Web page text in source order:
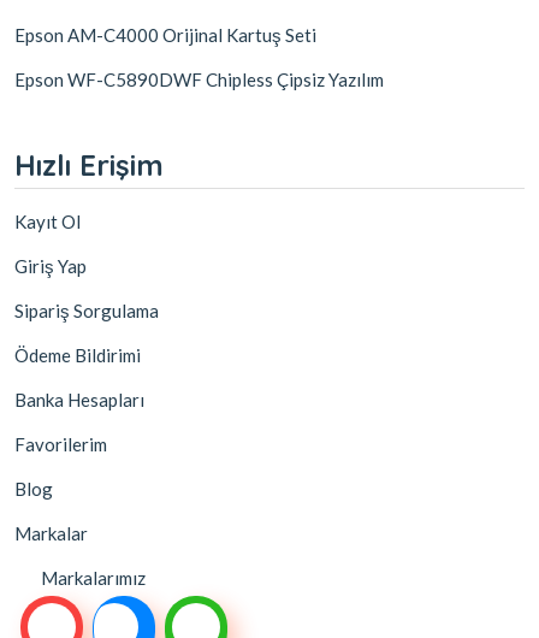
Epson AM-C4000 Orijinal Kartuş Seti
Epson WF-C5890DWF Chipless Çipsiz Yazılım
Hızlı Erişim
Kayıt Ol
Giriş Yap
Sipariş Sorgulama
Ödeme Bildirimi
Banka Hesapları
Favorilerim
Blog
Markalar
Markalarımız